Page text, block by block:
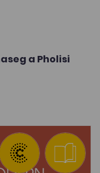
a Pholisi